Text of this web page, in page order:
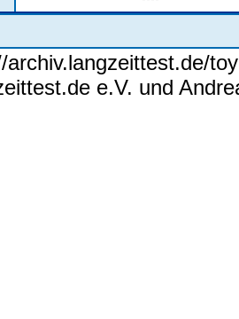
archiv.langzeittest.de/
e.V. und